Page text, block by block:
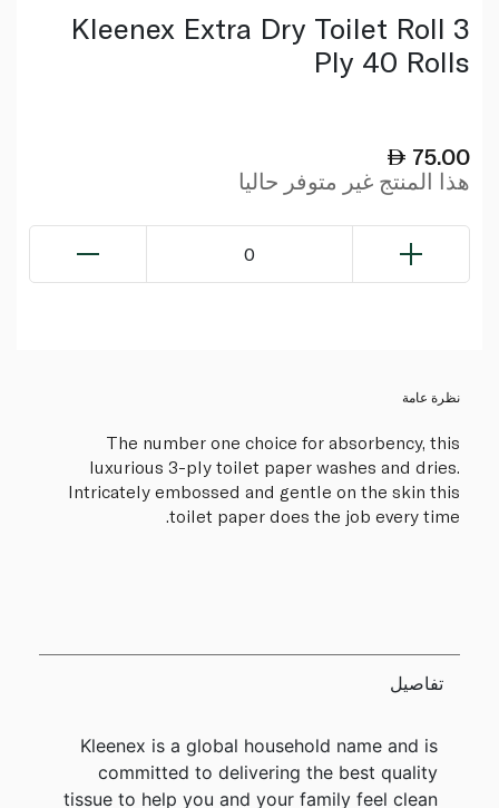
Kleenex Extra Dry Toilet Roll 3
Ply 40 Rolls
75.00
هذا المنتج غير متوفر حاليا
0
نظرة عامة
The number one choice for absorbency, this
luxurious 3-ply toilet paper washes and dries.
Intricately embossed and gentle on the skin this
toilet paper does the job every time.
تفاصيل
Kleenex is a global household name and is
committed to delivering the best quality
tissue to help you and your family feel clean